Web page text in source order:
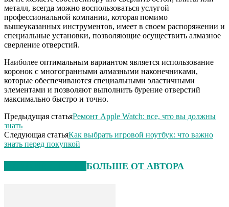
металл, всегда можно воспользоваться услугой
профессиональной компании, которая помимо
вышеуказанных инструментов, имеет в своем распоряжении и
специальные установки, позволяющие осуществить алмазное
сверление отверстий.
Наиболее оптимальным вариантом является использование
коронок с многогранными алмазными наконечниками,
которые обеспечиваются специальными эластичными
элементами и позволяют выполнить бурение отверстий
максимально быстро и точно.
Предыдущая статьяРемонт Apple Watch: все, что вы должны
знать
Следующая статьяКак выбрать игровой ноутбук: что важно
знать перед покупкой
БОЛЬШЕ ОТ АВТОРА